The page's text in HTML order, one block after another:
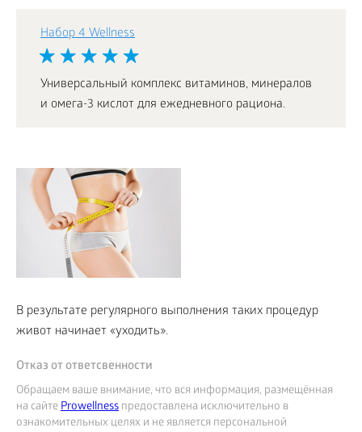
Набор 4 Wellness
Универсальный комплекс витаминов, минералов
и омега-3 кислот для ежедневного рациона.
В результате регулярного выполнения таких процедур
живот начинает «уходить».
Отказ от ответсвенности
Обращаем ваше внимание, что вся информация, размещённая
на сайтеProwellness предоставлена исключительно в
ознакомительных целях и не является персональной